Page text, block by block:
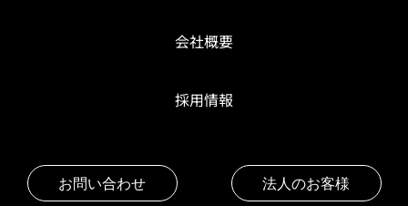
会社概要
採用情報
お問い合わせ 法人のお客様